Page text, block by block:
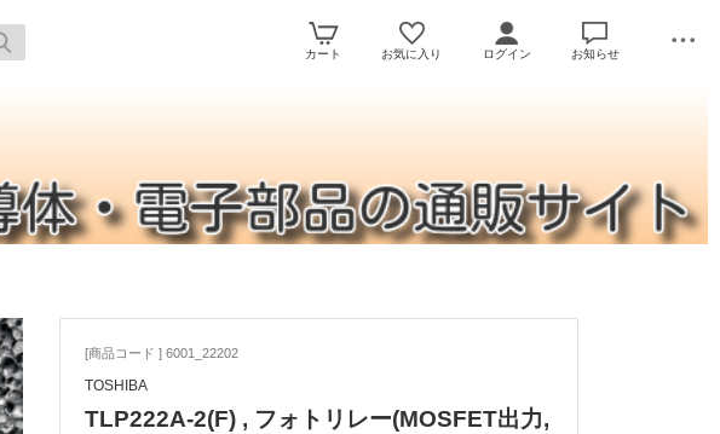
カート お気に入り ログイン お知らせ
[商品コード ] 6001_22202
TOSHIBA
TLP222A-2(F) , フォトリレー(MOSFET出力,